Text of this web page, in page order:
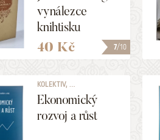
7/10
vynálezce
knihtisku
40 Kč
KOLEKTIV, ...
Ekonomický
rozvoj a růst